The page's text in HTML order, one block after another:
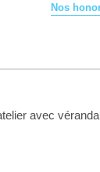
Nos
avec